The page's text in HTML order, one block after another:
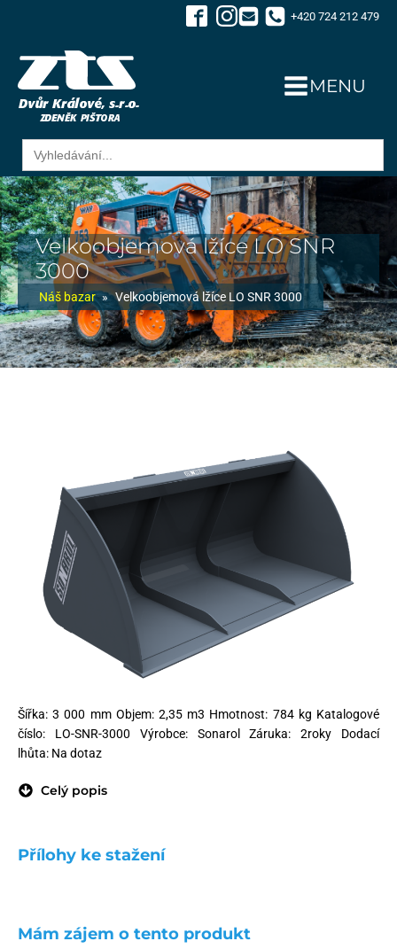
+420 724 212 479
MENU
Search
for:
Velkoobjemová lžíce LO SNR
3000
Náš bazar » Velkoobjemová lžíce LO SNR 3000
Šířka: 3 000 mm Objem: 2,35 m3 Hmotnost: 784 kg Katalogové
číslo: LO-SNR-3000 Výrobce: Sonarol Záruka: 2roky Dodací
lhůta: Na dotaz
Celý popis
Přílohy ke stažení
Mám zájem o tento produkt